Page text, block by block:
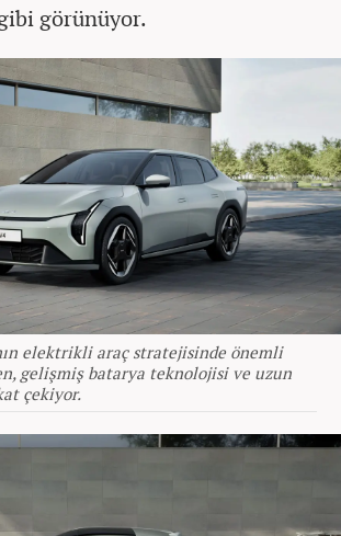
görünüyor.
elektrikli araç stratejisinde önemli
gelişmiş batarya teknolojisi ve uzun
çekiyor.